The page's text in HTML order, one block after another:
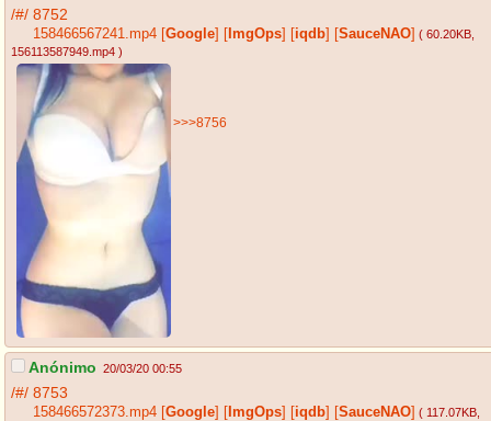
/#/ 8752
158466567241.mp4 [Google] [ ImgOps] [iqdb] [SauceNAO] ( 60.20KB
156113587949.mp4 )
>>>8756
Anónimo 20/03/20 00:55
/#/ 8753
158466572373.mp4 [Google] [ ImgOps] [iqdb] [SauceNAO] ( 117.07KB